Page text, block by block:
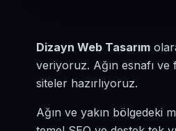
Dizayn Web Tasarım
veriyoruz. Ağın esnafı
siteler hazırlıyoruz.
Ağın ve yakın bölgedeki